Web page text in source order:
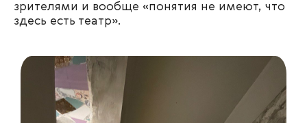
зрителями и вообще «понятия не имеют, что
здесь есть театр».